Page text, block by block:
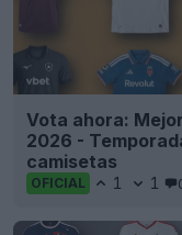
Vota ahora:
2026 -
camisetas
OFICIAL 1 1